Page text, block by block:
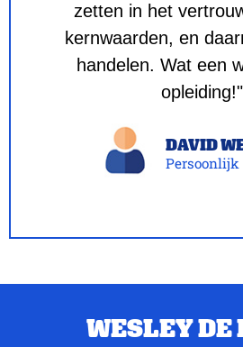
zetten in het
kernwaarden, en
handelen. Wat een
opleiding!"
DAVID
Persoonlijk
WESLEY DE